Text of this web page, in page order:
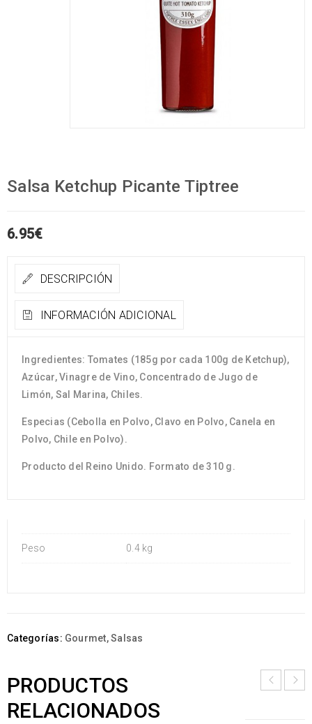
Salsa Ketchup Picante Tiptree
6.95€
DESCRIPCIÓN
INFORMACIÓN ADICIONAL
Ingredientes: Tomates (185g por cada 100g de Ketchup),
Azúcar, Vinagre de Vino, Concentrado de Jugo de
Limón, Sal Marina, Chiles.
Especias (Cebolla en Polvo, Clavo en Polvo, Canela en
Polvo, Chile en Polvo).
Producto del Reino Unido. Formato de 310 g.
Peso 0.4 kg
Categorías: Gourmet,Salsas
PRODUCTOS
RELACIONADOS